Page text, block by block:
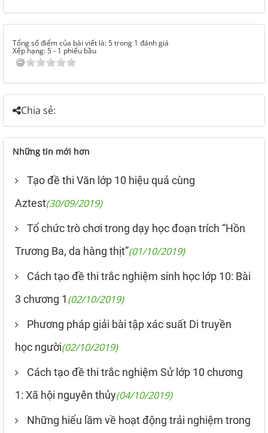
Tổng số điểm của bài viết là: 5 trong 1 đánh giá
Xếp hạng:5- 1 phiếu bầu
Chia sẻ:
Những tin mới hơn
Tạo đề thi Văn lớp 10 hiệu quả cùng
Aztest(30/09/2019)
Tổ chức trò chơi trong dạy học đoạn trích “Hồn
Trương Ba, da hàng thịt”(01/10/2019)
Cách tạo đề thi trắc nghiệm sinh học lớp 10: Bài
3 chương 1(02/10/2019)
Phương pháp giải bài tập xác suất Di truyền
học người(02/10/2019)
Cách tạo đề thi trắc nghiệm Sử lớp 10 chương
1: Xã hội nguyên thủy(04/10/2019)
Những hiểu lầm về hoạt động trải nghiệm trong